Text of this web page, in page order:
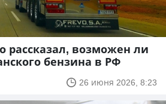
рассказал, возможен ли
бензина в РФ
26 июня 2026, 8:23